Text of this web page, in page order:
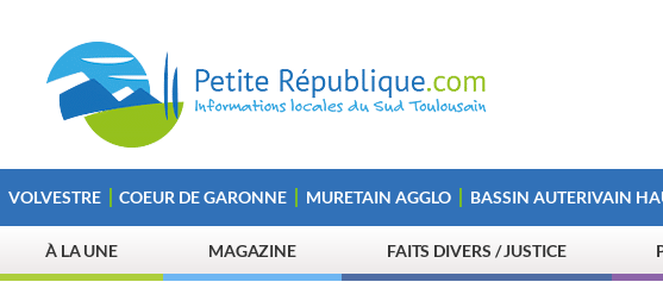
VOLVESTRE COEUR DE GARONNE MURETAIN AGGLO BASSIN AUTERIVAIN
À LA UNE MAGAZINE FAITS DIVERS / JUSTICE